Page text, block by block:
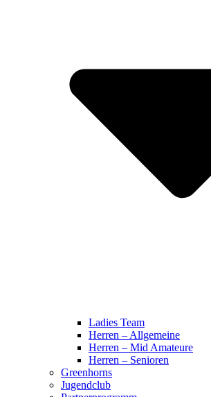
Ladies Team
Herren – Allgemeine
Herren – Mid Amateure
Herren – Senioren
Greenhorns
Jugendclub